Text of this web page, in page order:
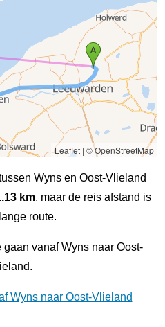
Leaflet| © OpenStreetMap
Wyns en Oost-Vlieland
km, maar de reis afstand is
route.
gaan vanaf Wyns naar Oost-
Wyns naar Oost-Vlieland